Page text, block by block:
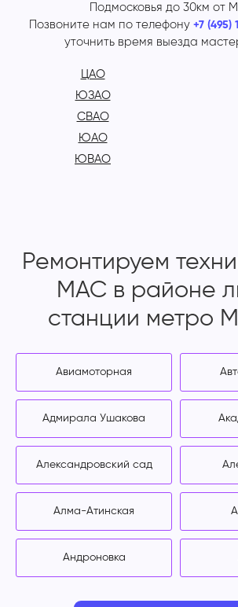
Подмосковья до 30км от
Позвоните нам по телефону +7 (495)
уточнить время выезда
ЦАО
ЮЗАО
СВАО
ЮАО
ЮВАО
Ремонтируем
MAC в районе
станции метро
Авиамоторная
Адмирала Ушакова
Александровский сад
Алма-Атинская
Андроновка